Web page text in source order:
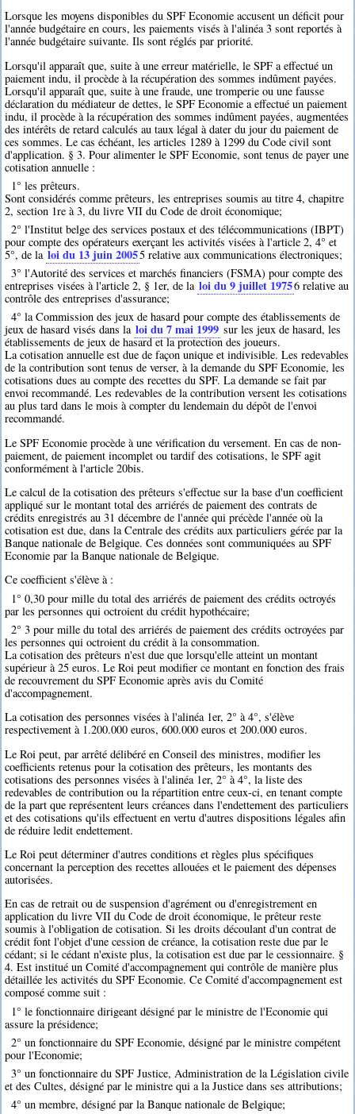
Lorsque les moyens disponibles du SPF Economie accusent un déficit pour
l'année budgétaire en cours, les paiements visés à l'alinéa 3 sont reportés à
l'année budgétaire suivante. Ils sont réglés par priorité.
Lorsqu'il apparaît que, suite à une erreur matérielle, le SPF a effectué un
paiement indu, il procède à la récupération des sommes indûment payées.
Lorsqu'il apparaît que, suite à une fraude, une tromperie ou une fausse
déclaration du médiateur de dettes, le SPF Economie a effectué un paiement
indu, il procède à la récupération des sommes indûment payées, augmentées
des intérêts de retard calculés au taux légal à dater du jour du paiement de
ces sommes. Le cas échéant, les articles 1289 à 1299 du Code civil sont
d'application. § 3. Pour alimenter le SPF Economie, sont tenus de payer une
cotisation annuelle :
1° les prêteurs.
Sont considérés comme prêteurs, les entreprises soumis au titre 4, chapitre
2, section 1re à 3, du livre VII du Code de droit économique;
2° l'Institut belge des services postaux et des télécommunications (IBPT)
pour compte des opérateurs exerçant les activités visées à l'article 2, 4° et
5°, de la loi du 13 juin 20055 relative aux communications électroniques;
3° l'Autorité des services et marchés financiers (FSMA) pour compte des
entreprises visées à l'article 2, § 1er, de la loi du 9 juillet 19756 relative au
contrôle des entreprises d'assurance;
4° la Commission des jeux de hasard pour compte des établissements de
jeux de hasard visés dans la loi du 7 mai 1999 sur les jeux de hasard, les
établissements de jeux de hasard et la protection des joueurs.
La cotisation annuelle est due de façon unique et indivisible. Les redevables
de la contribution sont tenus de verser, à la demande du SPF Economie, les
cotisations dues au compte des recettes du SPF. La demande se fait par
envoi recommandé. Les redevables de la contribution versent les cotisations
au plus tard dans le mois à compter du lendemain du dépôt de l'envoi
recommandé.
Le SPF Economie procède à une vérification du versement. En cas de non-
paiement, de paiement incomplet ou tardif des cotisations, le SPF agit
conformément à l'article 20bis.
Le calcul de la cotisation des prêteurs s'effectue sur la base d'un coefficient
appliqué sur le montant total des arriérés de paiement des contrats de
crédits enregistrés au 31 décembre de l'année qui précède l'année où la
cotisation est due, dans la Centrale des crédits aux particuliers gérée par la
Banque nationale de Belgique. Ces données sont communiquées au SPF
Economie par la Banque nationale de Belgique.
Ce coefficient s'élève à :
1° 0,30 pour mille du total des arriérés de paiement des crédits octroyés
par les personnes qui octroient du crédit hypothécaire;
2° 3 pour mille du total des arriérés de paiement des crédits octroyées par
les personnes qui octroient du crédit à la consommation.
La cotisation des prêteurs n'est due que lorsqu'elle atteint un montant
supérieur à 25 euros. Le Roi peut modifier ce montant en fonction des frais
de recouvrement du SPF Economie après avis du Comité
d'accompagnement.
La cotisation des personnes visées à l'alinéa 1er, 2° à 4°, s'élève
respectivement à 1.200.000 euros, 600.000 euros et 200.000 euros.
Le Roi peut, par arrêté délibéré en Conseil des ministres, modifier les
coefficients retenus pour la cotisation des prêteurs, les montants des
cotisations des personnes visées à l'alinéa 1er, 2° à 4°, la liste des
redevables de contribution ou la répartition entre ceux-ci, en tenant compte
de la part que représentent leurs créances dans l'endettement des particuliers
et des cotisations qu'ils effectuent en vertu d'autres dispositions légales afin
de réduire ledit endettement.
Le Roi peut déterminer d'autres conditions et règles plus spécifiques
concernant la perception des recettes allouées et le paiement des dépenses
autorisées.
En cas de retrait ou de suspension d'agrément ou d'enregistrement en
application du livre VII du Code de droit économique, le prêteur reste
soumis à l'obligation de cotisation. Si les droits découlant d'un contrat de
crédit font l'objet d'une cession de créance, la cotisation reste due par le
cédant; si le cédant n'existe plus, la cotisation est due par le cessionnaire. §
4. Est institué un Comité d'accompagnement qui contrôle de manière plus
détaillée les activités du SPF Economie. Ce Comité d'accompagnement est
composé comme suit :
1° le fonctionnaire dirigeant désigné par le ministre de l'Economie qui
assure la présidence;
2° un fonctionnaire du SPF Economie, désigné par le ministre compétent
pour l'Economie;
3° un fonctionnaire du SPF Justice, Administration de la Législation civile
et des Cultes, désigné par le ministre qui a la Justice dans ses attributions;
4° un membre, désigné par la Banque nationale de Belgique;